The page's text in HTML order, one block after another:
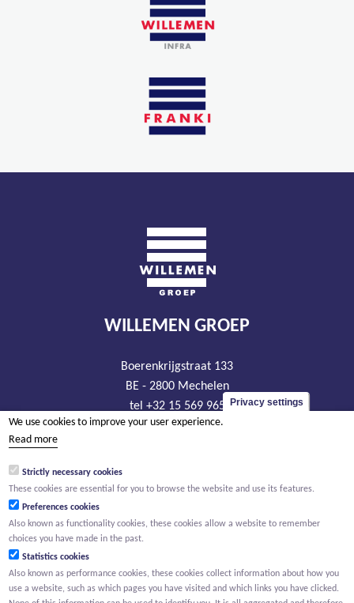
WILLEMEN GROEP
Boerenkrijgstraat 133
BE - 2800 Mechelen
tel +32 15 569 965
groep@willemen.be
RLP Antwerp, department Mechelen
Privacy settings
We use cookies to improve your user experience.
Read more
Strictly necessary cookies
These cookies are essential for you to browse the website and use its features.
Preferences cookies
Also known as functionality cookies, these cookies allow a website to remember
choices you have made in the past.
Statistics cookies
Also known as performance cookies, these cookies collect information about how you
use a website, such as which pages you have visited and which links you have clicked.